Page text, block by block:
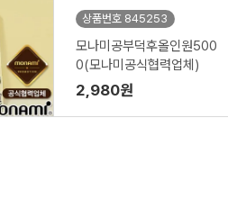
상품번호 845253
모나미공부덕후올인원500
0(모나미공식협력업체)
2,980원